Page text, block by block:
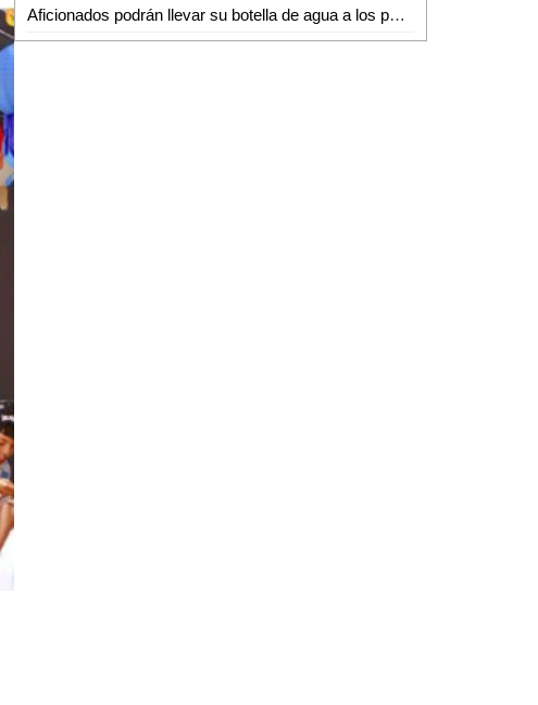
Aficionados podrán llevar su botella de agua a los partidos del Mundial 2026... menos en México